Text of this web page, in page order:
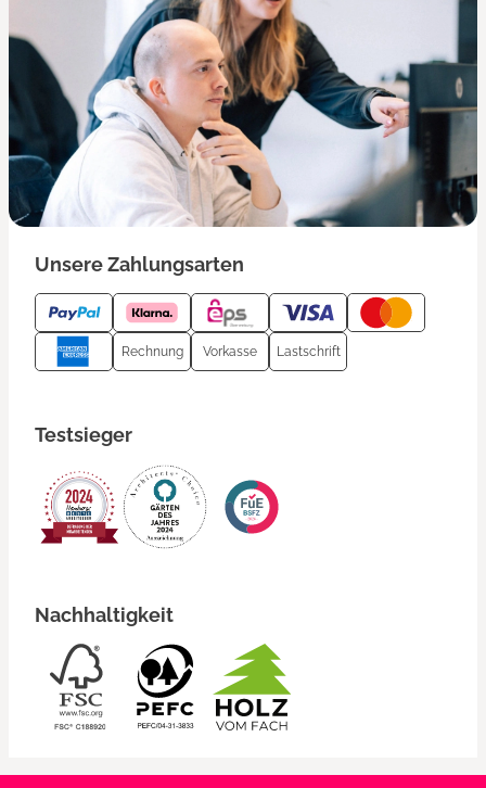
Unsere Zahlungsarten
Rechnung Vorkasse Lastschrift
Testsieger
Nachhaltigkeit